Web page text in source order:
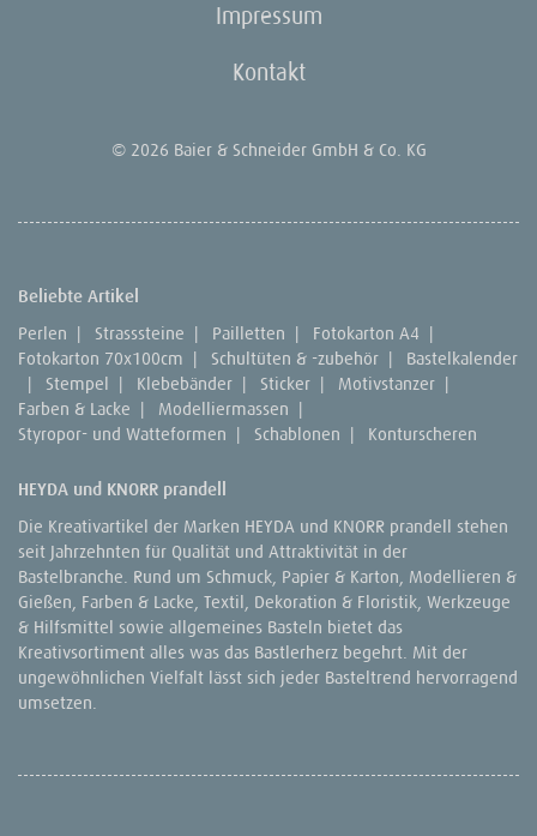
Impressum
Kontakt
© 2026 Baier & Schneider GmbH & Co. KG
Beliebte Artikel
Perlen | Strasssteine | Pailletten | Fotokarton A4 |
Fotokarton 70x100cm | Schultüten & -zubehör |
Bastelkalender
|
Stempel | Klebebänder | Sticker | Motivstanzer |
Farben & Lacke | Modelliermassen |
Styropor- und Watteformen | Schablonen | Konturscheren
HEYDA und KNORR prandell
Die Kreativartikel der Marken HEYDA und KNORR prandell stehen
seit Jahrzehnten für Qualität und Attraktivität in der
Bastelbranche. Rund um Schmuck, Papier & Karton, Modellieren &
Gießen, Farben & Lacke, Textil, Dekoration & Floristik, Werkzeuge
& Hilfsmittel sowie allgemeines Basteln bietet das
Kreativsortiment alles was das Bastlerherz begehrt. Mit der
ungewöhnlichen Vielfalt lässt sich jeder Basteltrend hervorragend
umsetzen.